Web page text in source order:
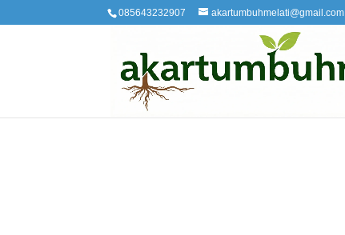
085643232907 akartumbuhmelati@gmail.com